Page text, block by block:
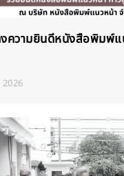
ความยินดีหนังสือพิมพ์แ